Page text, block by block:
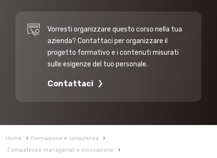
Vorresti organizzare questo corso nella tua
azienda? Contattaci per organizzare il
progetto formativo e i contenuti misurati
sulle esigenze del tuo personale.
Contattaci
Home › Formazione e consulenza
›
Competenze manageriali e innovazione
›